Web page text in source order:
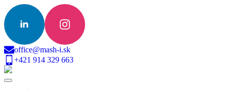
office@mash-i.sk
+421 914 329 663